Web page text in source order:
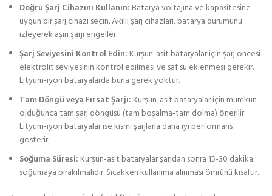
Doğru Şarj Cihazını Kullanın: Batarya voltajına ve kapasitesine
uygun bir şarj cihazı seçin. Akıllı şarj cihazları, batarya durumunu
izleyerek aşırı şarjı engeller.
Şarj Seviyesini Kontrol Edin: Kurşun-asit bataryalar için şarj öncesi
elektrolit seviyesinin kontrol edilmesi ve saf su eklenmesi gerekir.
Lityum-iyon bataryalarda buna gerek yoktur.
Tam Döngü veya Fırsat Şarjı: Kurşun-asit bataryalar için mümkün
olduğunca tam şarj döngüsü (tam boşalma-tam dolma) önerilir.
Lityum-iyon bataryalar ise kısmi şarjlarla daha iyi performans
gösterir.
Soğuma Süresi: Kurşun-asit bataryalar şarjdan sonra 15-30 dakika
soğumaya bırakılmalıdır. Sıcakken kullanıma alınması ömrünü kısaltır.